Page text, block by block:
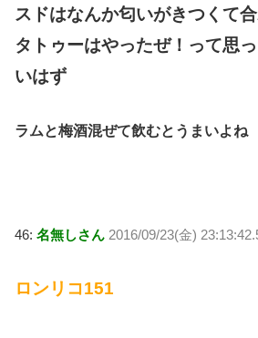
スドはなんか匂いがきつくて
タトゥーはやったぜ！って思
いはず
ラムと梅酒混ぜて飲むとうまいよね
46: 名無しさん 2016/09/23(金)
ロンリコ151